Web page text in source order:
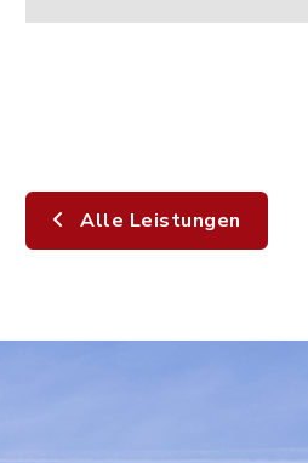
Alle Leistungen